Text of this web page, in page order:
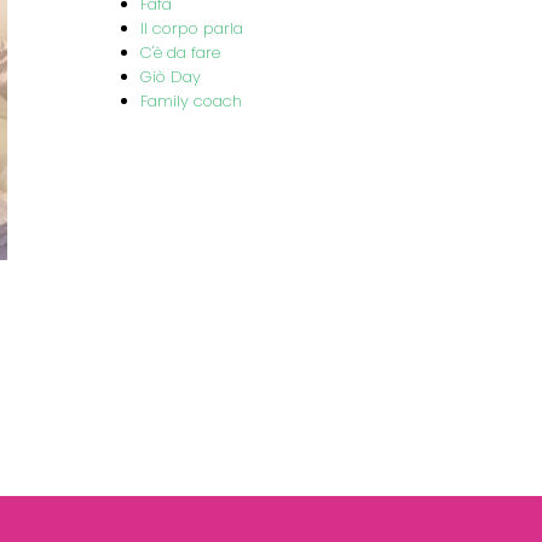
Il corpo parla
C'è da fare
Giò Day
Family coach